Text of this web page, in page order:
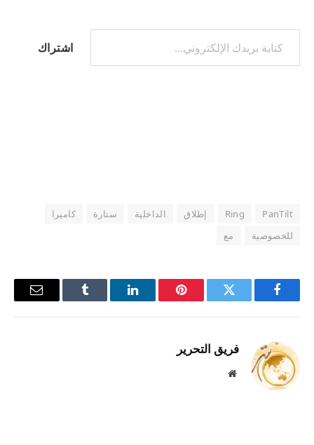
كتابة بريدك الإلكتروني...
اشتراك
PanTilt
Ring إطلاق الداخلية ستارة
كاميرا
للخصوصية
مع
فيسبوك تويتر بينتيريستلينكدإن Tumblr
البريد
فريق التحرير
موقع